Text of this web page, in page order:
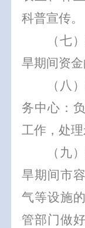
科普宣传。
（七
旱期间资金
（八
务中心：
工作，处理
（九
旱期间市
气等设施
管部门做